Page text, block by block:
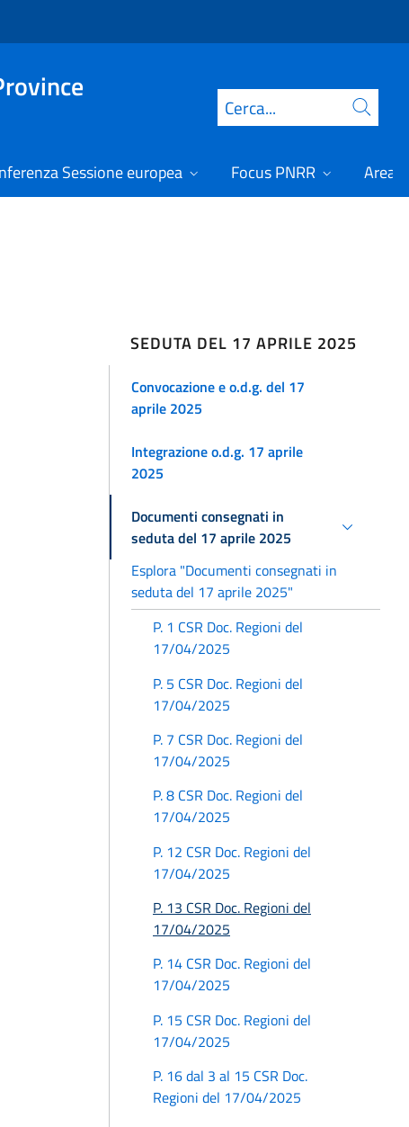
Cerca
Sessione europea Focus PNRR Area
SEDUTA DEL 17 APRILE 2025
Convocazione e o.d.g. del 17
aprile 2025
Integrazione o.d.g. 17 aprile
2025
Documenti consegnati in
seduta del 17 aprile 2025
Esplora "Documenti consegnati in
seduta del 17 aprile 2025"
P. 1 CSR Doc. Regioni del
17/04/2025
P. 5 CSR Doc. Regioni del
17/04/2025
P. 7 CSR Doc. Regioni del
17/04/2025
P. 8 CSR Doc. Regioni del
17/04/2025
P. 12 CSR Doc. Regioni del
17/04/2025
P. 13 CSR Doc. Regioni del
17/04/2025
P. 14 CSR Doc. Regioni del
17/04/2025
P. 15 CSR Doc. Regioni del
17/04/2025
P. 16 dal 3 al 15 CSR Doc.
Regioni del 17/04/2025